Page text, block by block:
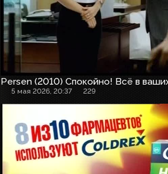
Persen (2010) Спокойно! Всё в
5 мая 2026, 20:37 229